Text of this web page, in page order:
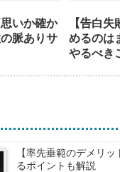
思いか確か
脈ありサ
【告白
めるのは
やるべき
【率先垂範のデメリ
るポイントも解説